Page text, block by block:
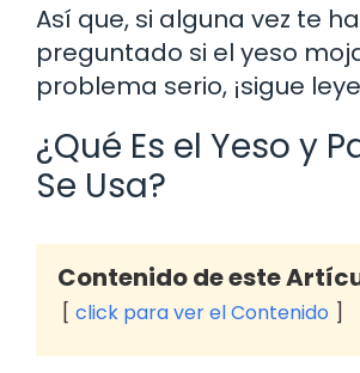
Así que, si alguna vez te
preguntado si el yeso
problema serio, ¡sigue
¿Qué Es el Yeso y
Se Usa?
Contenido de este
click para ver el Contenido